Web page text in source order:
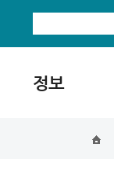
정보